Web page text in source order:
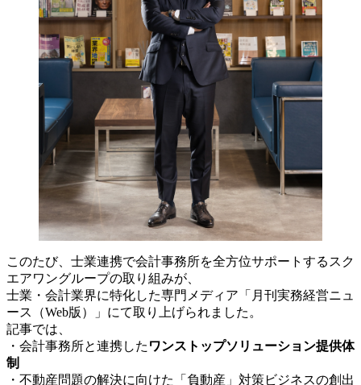
このたび、士業連携で会計事務所を全方位サポートするスク
エアワングループの取り組みが、
士業・会計業界に特化した専門メディア「月刊実務経営ニュ
ース（Web版）」にて取り上げられました。
記事では、
・会計事務所と連携した ワンストップソリューション提供体
制
・不動産問題の解決に向けた「負動産」対策ビジネスの創出